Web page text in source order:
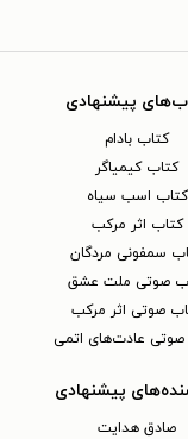
پیشنهادی
کتاب بادام
کتاب کیمیاگر
کتاب اسب سیاه
کتاب اثر مرکب
سمفونی مردگان
صوتی ملت عشق
صوتی اثر مرکب
صوتی عادت‌های اتمی
پیشنهادی
صادق هدایت